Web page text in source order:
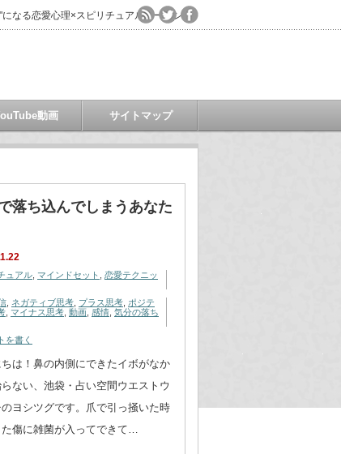
なる恋愛心理×スピリチュアルコーチング
動画 サイトマップ
落ち込んでしまうあなた
ュアル マインドセット
恋愛テクニッ
ネガティブ思考 プラス思考 ポジテ
マイナス思考 動画 感情 気分の落ち
を書く
は！鼻の内側にできたイボがなか
ない、池袋・占い空間ウエストウ
のヨシツグです。爪で引っ掻いた時
た傷に雑菌が入ってできて…